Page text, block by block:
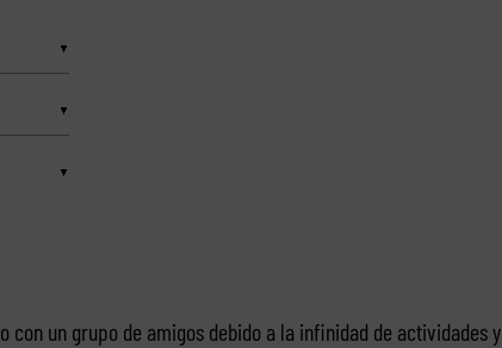
o con un grupo de amigos debido a la infinidad de actividades y